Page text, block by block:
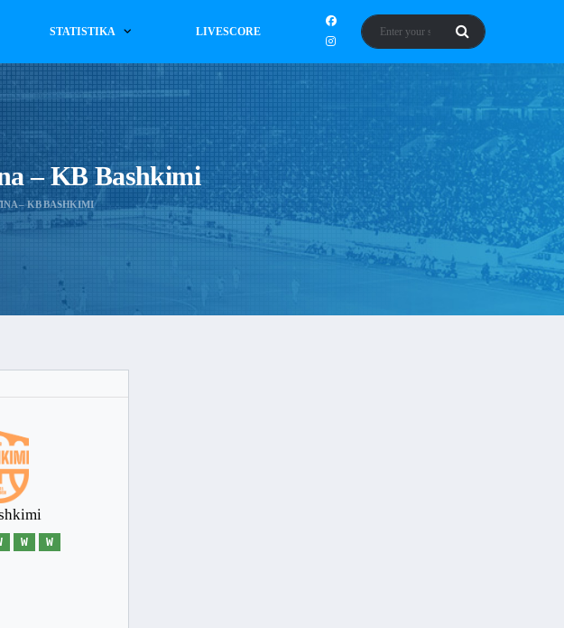
STATISTIKA LIVESCORE
– KB Bashkimi
– KB BASHKIMI
W W